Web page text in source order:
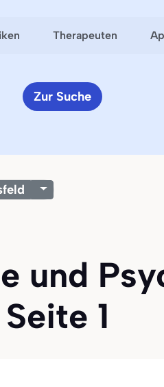
Therapeuten
Zur Suche
und
1